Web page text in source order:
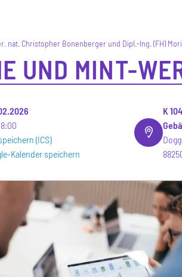
nat. Christopher Bonenberger und Dipl.-Ing. (FH)
UND MINT-
(ICS)
Kalender speichern
K 104